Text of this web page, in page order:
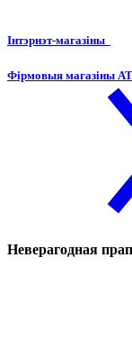
Інтэрнэт-магазіны
Фірмовыя магазіны
Неверагодная